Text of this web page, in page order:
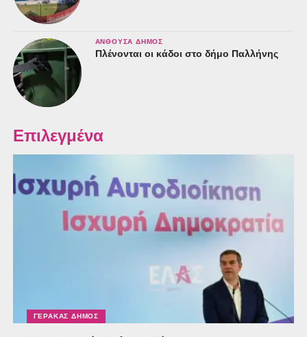
ΑΝΘΟΎΣΑ ΔΉΜΟΣ
Πλένονται οι κάδοι στο δήμο Παλλήνης
Επιλεγμένα
ΓΈΡΑΚΑΣ ΔΉΜΟΣ